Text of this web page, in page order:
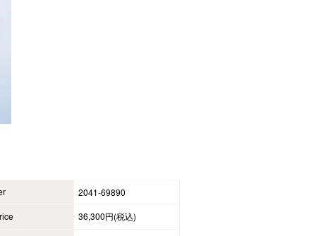
2041-69890
36,300円(税込)